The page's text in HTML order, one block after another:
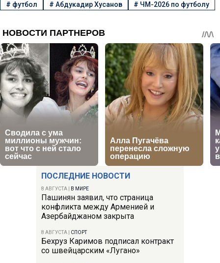
ПОСЛЕДНИЕ НОВОСТИ
8 АВГУСТА В МИРЕ
Пашинян заявил, что страница
конфликта между Арменией и
Азербайджаном закрыта
8 АВГУСТА СПОРТ
Бехруз Каримов подписал контракт
со швейцарским «Лугано»
# футбол # Абдукадир Хусанов # ЧМ-2026 по футболу